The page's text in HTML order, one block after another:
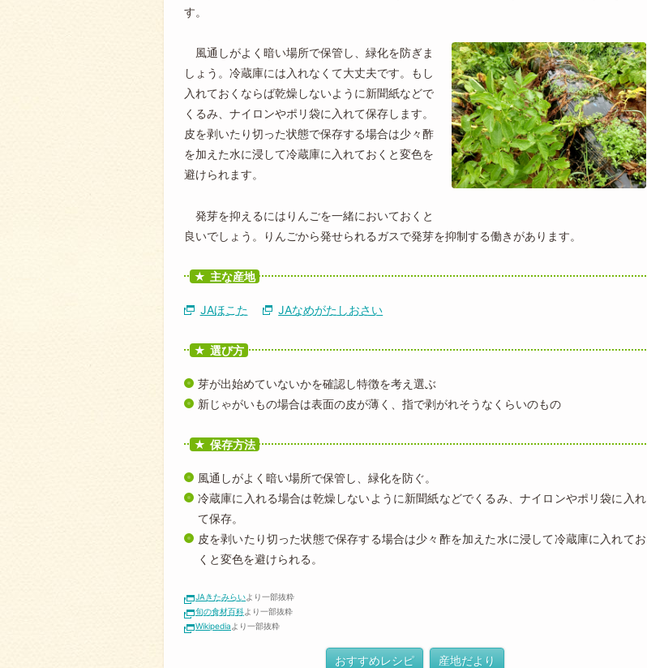
す。
風通しがよく暗い場所で保管し、緑化を防ぎま
しょう。冷蔵庫には入れなくて大丈夫です。もし
入れておくならば乾燥しないように新聞紙などで
くるみ、ナイロンやポリ袋に入れて保存します。
皮を剥いたり切った状態で保存する場合は少々酢
を加えた水に浸して冷蔵庫に入れておくと変色を
避けられます。
発芽を抑えるにはりんごを一緒においておくと
良いでしょう。りんごから発せられるガスで発芽を抑制する働きがあります。
主な産地
JAほこた JAなめがたしおさい
選び方
芽が出始めていないかを確認し特徴を考え選ぶ
新じゃがいもの場合は表面の皮が薄く、指で剥がれそうなくらいのもの
保存方法
風通しがよく暗い場所で保管し、緑化を防ぐ。
冷蔵庫に入れる場合は乾燥しないように新聞紙などでくるみ、ナイロンやポリ袋に入れ
て保存。
皮を剥いたり切った状態で保存する場合は少々酢を加えた水に浸して冷蔵庫に入れてお
くと変色を避けられる。
JAきたみらいより一部抜粋
旬の食材百科より一部抜粋
Wikipedia より一部抜粋
おすすめレシピ 産地だより